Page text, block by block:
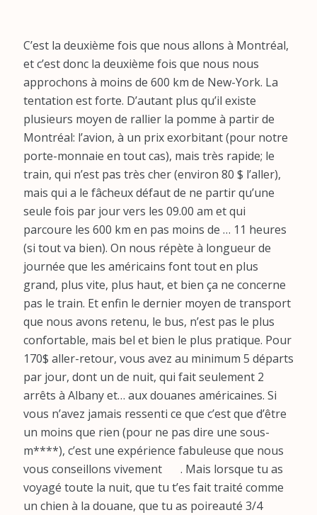
C’est la deuxième fois que nous allons à Montréal,
et c’est donc la deuxième fois que nous nous
approchons à moins de 600 km de New-York. La
tentation est forte. D’autant plus qu’il existe
plusieurs moyen de rallier la pomme à partir de
Montréal: l’avion, à un prix exorbitant (pour notre
porte-monnaie en tout cas), mais très rapide; le
train, qui n’est pas très cher (environ 80 $ l’aller),
mais qui a le fâcheux défaut de ne partir qu’une
seule fois par jour vers les 09.00 am et qui
parcoure les 600 km en pas moins de … 11 heures
(si tout va bien). On nous répète à longueur de
journée que les américains font tout en plus
grand, plus vite, plus haut, et bien ça ne concerne
pas le train. Et enfin le dernier moyen de transport
que nous avons retenu, le bus, n’est pas le plus
confortable, mais bel et bien le plus pratique. Pour
170$ aller-retour, vous avez au minimum 5 départs
par jour, dont un de nuit, qui fait seulement 2
arrêts à Albany et… aux douanes américaines. Si
vous n’avez jamais ressenti ce que c’est que d’être
un moins que rien (pour ne pas dire une sous-
m****), c’est une expérience fabuleuse que nous
vous conseillons vivement
. Mais lorsque tu as
voyagé toute la nuit, que tu t’es fait traité comme
un chien à la douane, que tu as poireauté 3/4